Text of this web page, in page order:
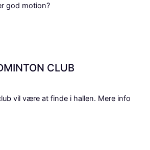
god motion?
CLUB
vil være at finde i hallen. Mere info